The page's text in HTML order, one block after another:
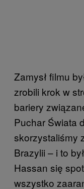
Zamysł filmu
zrobili krok w
bariery
Puchar Świata
skorzystaliśmy
Brazylii – i to
Hassan się
wszystko